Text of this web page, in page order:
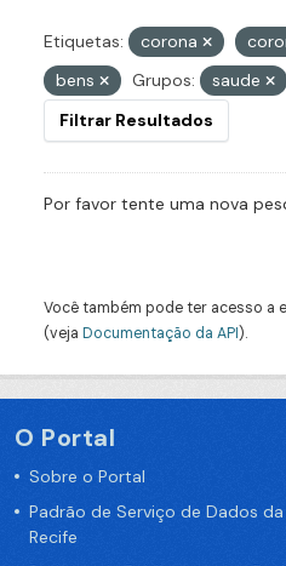
Etiquetas: corona
bens
Grupos: saude
Filtrar Resultados
Por favor tente uma nova
Você também pode ter acesso a
(veja Documentação da API).
O Portal
Sobre o Portal
Padrão de Serviço de Dados
Recife